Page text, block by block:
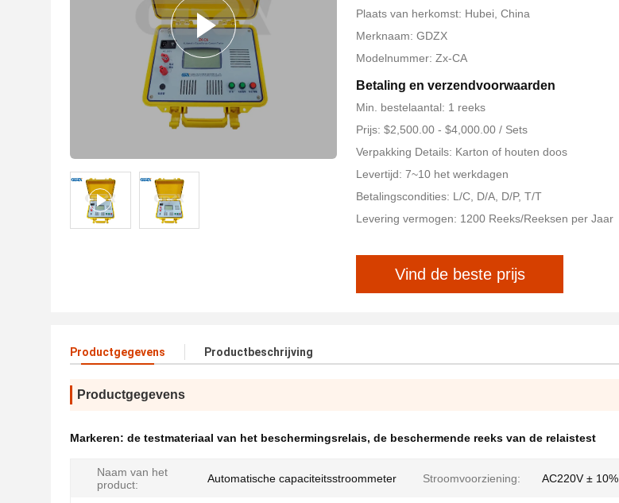
Plaats van herkomst: Hubei, China
Merknaam: GDZX
Modelnummer: Zx-CA
Betaling en verzendvoorwaarden
Min. bestelaantal: 1 reeks
Prijs: $2,500.00 - $4,000.00 / Sets
Verpakking Details: Karton of houten doos
Levertijd: 7~10 het werkdagen
Betalingscondities: L/C, D/A, D/P, T/T
Levering vermogen: 1200 Reeks/Reeksen per Jaar
Vind de beste prijs
Productgegevens Productbeschrijving
Productgegevens
Markeren: de testmateriaal van het beschermingsrelais, de beschermende reeks van de relaistest
Naam van het
product:
Automatische capaciteitsstroommeter Stroomvoorziening: AC220V ± 10%